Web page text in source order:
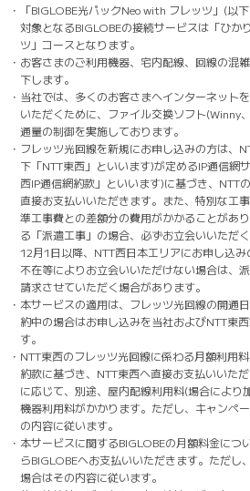
・「BIGLOBE光パックNeo with フレッツ」(以
対象となるBIGLOBEの接続サービスは「ひか
ツ」コースとなります。
・お客さまのご利用機器、宅内配線、回線の混
下します。
・当社では、多くのお客さまへインターネット
いただくために、ファイル交換ソフト(Winny
通量の制御を実施しております。
・フレッツ光回線を新規にお申し込みの方は、
下「NTT東西」といいます)が定めるIP通信網
西IP通信網約款」といいます)に基づき、NTT
直接お支払いいただきます。また、特別な工
準工事費との差額分の費用がかかることがあ
る「派遣工事」の場合、必ずお立会いいただ
12月1日以降、NTT西日本エリアにお申し込
不在等によりお立会いいただけない場合は、
請求させていただく場合があります。
・本サービスの適用は、フレッツ光回線の開通
約中の場合はお申し込みを当社およびNTT東
す。
・NTT東西のフレッツ光回線に係わる月額利用
約款に基づき、NTT東西へ直接お支払いいた
に応じて、別途、屋内配線利用料(場合により
機器利用料がかかります。ただし、キャンペ
の内容に従います。
・本サービスに関するBIGLOBEの月額料金に
らBIGLOBEへお支払いいただきます。ただし
場合はその内容に従います。